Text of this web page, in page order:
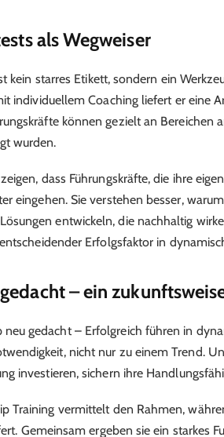
als Wegweiser
kein starres Etikett, sondern ein
individuellem Coaching liefert er eine
können gezielt an Bereichen
wurden.
dass Führungskräfte, die ihre
eingehen. Sie verstehen besser,
entwickeln, die nachhaltig
Erfolgsfaktor in
– ein
neu gedacht – Erfolgreich führen in
nicht nur zu einem Trend.
investieren, sichern ihre
Training vermittelt den Rahmen,
Gemeinsam ergeben sie ein starkes